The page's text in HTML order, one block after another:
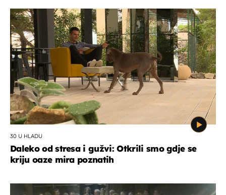
30 U HLADU
Daleko od stresa i gužvi: Otkrili smo gdje se
kriju oaze mira poznatih